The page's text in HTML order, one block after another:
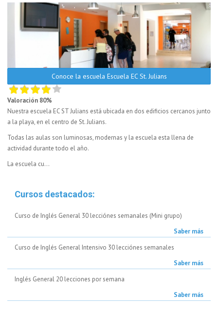
Conoce la escuela Escuela EC St. Julians
Valoración 80%
Nuestra escuela EC ST Julians está ubicada en dos edificios cercanos junto
a la playa, en el centro de St. Julians.
Todas las aulas son luminosas, modernas y la escuela esta llena de
actividad durante todo el año.
La escuela cu...
Cursos destacados:
Curso de Inglés General 30 lecciónes semanales (Mini grupo)
Saber más
Curso de Inglés General Intensivo 30 lecciónes semanales
Saber más
Inglés General 20 lecciones por semana
Saber más